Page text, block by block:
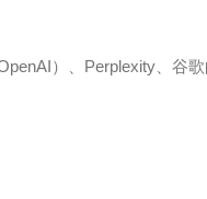
）、Perplexity、谷歌